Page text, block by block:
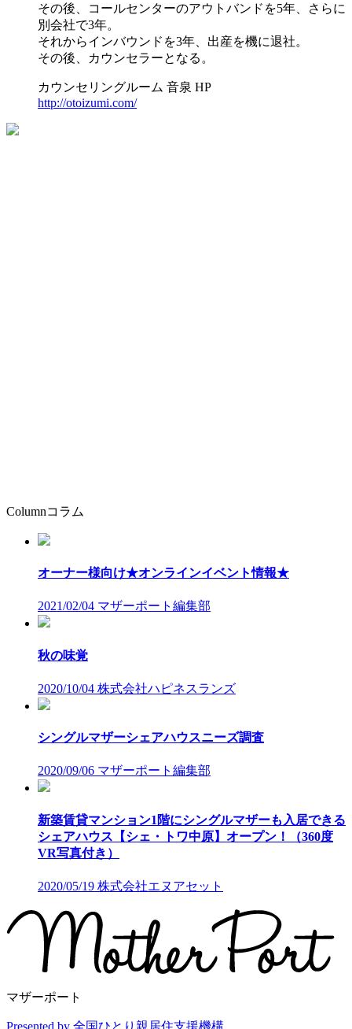
その後、コールセンターのアウトバンドを5年、さらに
別会社で3年。
それからインバウンドを3年、出産を機に退社。
その後、カウンセラーとなる。
カウンセリングルーム 音泉 HP
http://otoizumi.com/
Columnコラム
オーナー様向け★オンラインイベント情報★
2021/02/04 マザーポート編集部
秋の味覚
2020/10/04 株式会社ハピネスランズ
シングルマザーシェアハウスニーズ調査
2020/09/06 マザーポート編集部
新築賃貸マンション1階にシングルマザーも入居できる
シェアハウス【シェ・トワ中原】オープン！（360度
VR写真付き）
2020/05/19 株式会社エヌアセット
マザーポート
Presented by 全国ひとり親居住支援機構